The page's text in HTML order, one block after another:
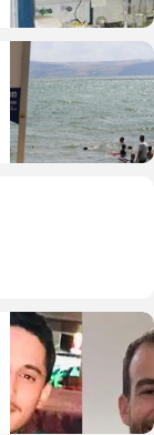
בריאות